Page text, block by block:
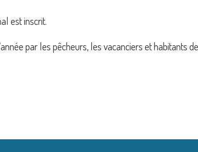
est inscrit.
par les pêcheurs, les vacanciers et habitants